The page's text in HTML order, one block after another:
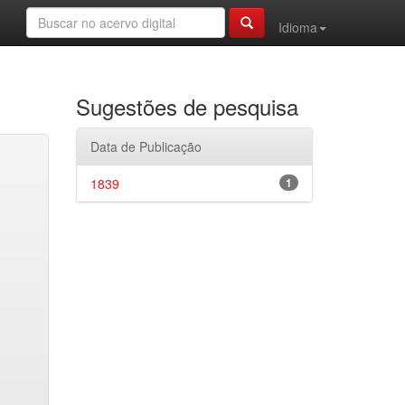
Idioma
Sugestões de pesquisa
Data de Publicação
1
1839